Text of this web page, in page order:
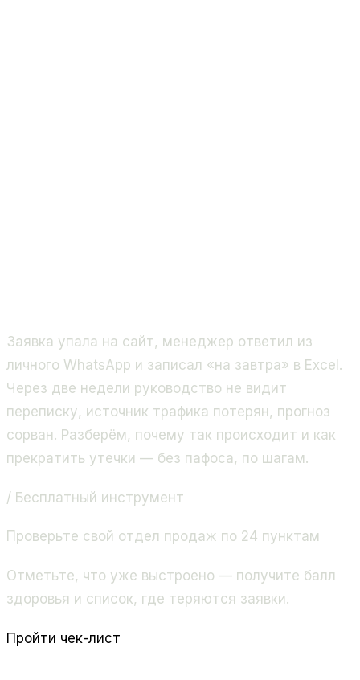
Заявка упала на сайт, менеджер ответил из
личного WhatsApp и записал «на завтра» в Excel.
Через две недели руководство не видит
переписку, источник трафика потерян, прогноз
сорван. Разберём, почему так происходит и как
прекратить утечки — без пафоса, по шагам.
/ Бесплатный инструмент
Проверьте свой отдел продаж по 24 пунктам
Отметьте, что уже выстроено — получите балл
здоровья и список, где теряются заявки.
Пройти чек-лист